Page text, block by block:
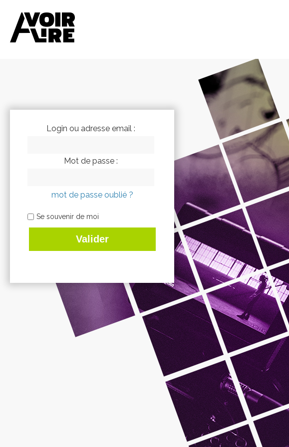
Login ou adresse email :
Mot de passe :
mot de passe oublié ?
Se souvenir de moi